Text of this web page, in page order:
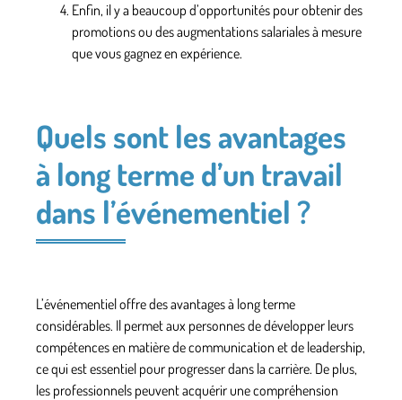
Enfin, il y a beaucoup d’opportunités pour obtenir des
promotions ou des augmentations salarialesà mesure
que vous gagnez en expérience.
Quels sont les avantages
à long terme d’un travail
dans l’événementiel ?
L’événementiel offre des avantages à long terme
considérables. Il permet aux personnesde développer leurs
compétences en matière de communication et de leadership,
ce qui est essentiel pour progresser dans la carrière. De plus,
les professionnels peuvent acquérir une compréhension